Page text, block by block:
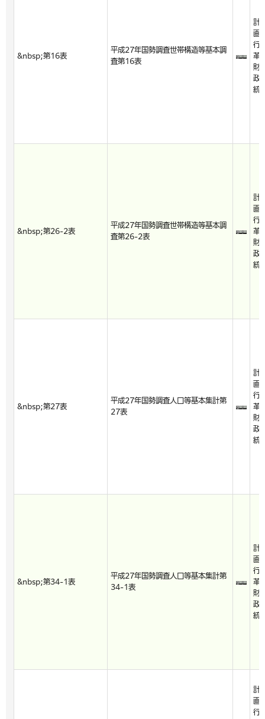
&nbsp;第16表
平成27年国勢調査世帯構造等基本調
査第16表
計
画
行
革
財
政
統
&nbsp;第26-2表
平成27年国勢調査世帯構造等基本調
査第26-2表
計
画
行
革
財
政
統
&nbsp;第27表
平成27年国勢調査人口等基本集計第
27表
計
画
行
革
財
政
統
&nbsp;第34-1表
平成27年国勢調査人口等基本集計第
34-1表
計
画
行
革
財
政
統
計
画
行